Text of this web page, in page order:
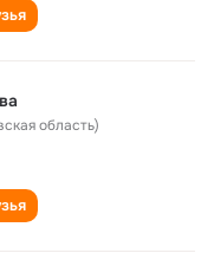
область)